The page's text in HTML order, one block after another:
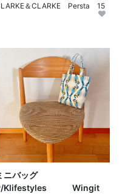
＆CLARKE Persta 15
ニバッグ
Klifestyles Wingit